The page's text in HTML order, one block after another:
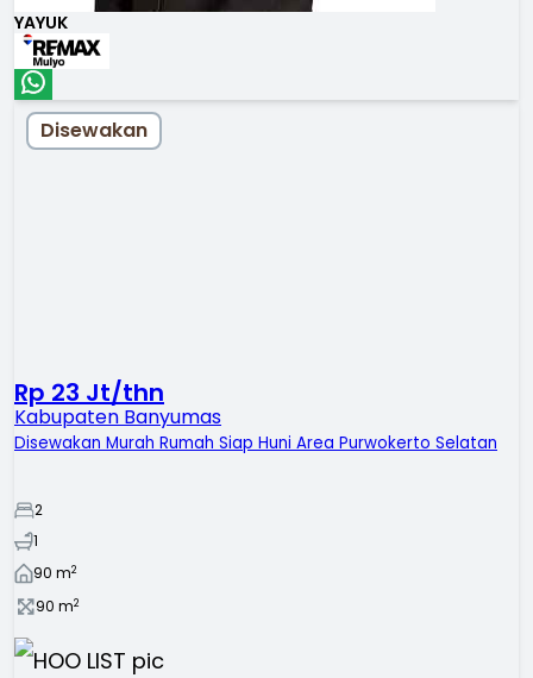
YAYUK
Disewakan
Rp 23 Jt/thn
Kabupaten Banyumas
Disewakan Murah Rumah Siap Huni Area Purwokerto Selatan
2
1
90 m2
90 m2